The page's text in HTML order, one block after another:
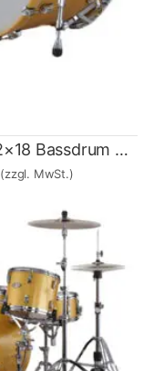
Pearl Export 22×18 Bassdrum gold
(zzgl. MwSt.)